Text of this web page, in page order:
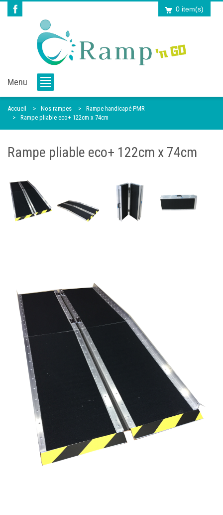
0 item(s)
Menu
Accueil Nos rampes
Rampe handicapé PMR
Rampe pliable eco+ 122cm x 74cm
Rampe pliable eco+ 122cm x 74cm